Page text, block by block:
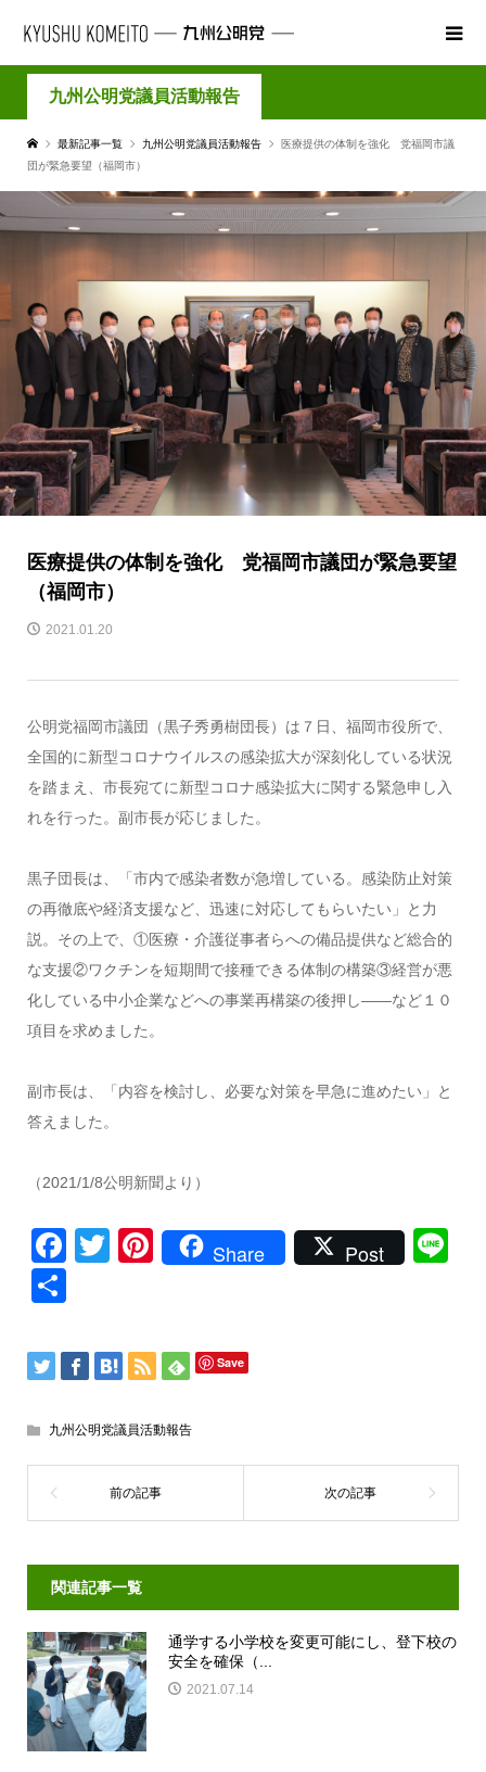
九州公明党議員活動報告
最新記事一覧 九州公明党議員活動報告
医療提供の体制を強化 党福岡市議
団が緊急要望（福岡市）
医療提供の体制を強化 党福岡市議団が緊急要望
（福岡市）
2021.01.20
公明党福岡市議団（黒子秀勇樹団長）は７日、福岡市役所で、
全国的に新型コロナウイルスの感染拡大が深刻化している状況
を踏まえ、市長宛てに新型コロナ感染拡大に関する緊急申し入
れを行った。副市長が応じました。
黒子団長は、「市内で感染者数が急増している。感染防止対策
の再徹底や経済支援など、迅速に対応してもらいたい」と力
説。その上で、①医療・介護従事者らへの備品提供など総合的
な支援②ワクチンを短期間で接種できる体制の構築③経営が悪
化している中小企業などへの事業再構築の後押し――など１０
項目を求めました。
副市長は、「内容を検討し、必要な対策を早急に進めたい」と
答えました。
（2021/1/8公明新聞より）
Facebook
TwitterPinterest
Share Post
Save
九州公明党議員活動報告
関連記事一覧
通学する小学校を変更可能にし、登下校の
安全を確保（...
2021.07.14